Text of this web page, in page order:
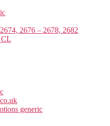
2676 – 2678, 2682
CL
generic